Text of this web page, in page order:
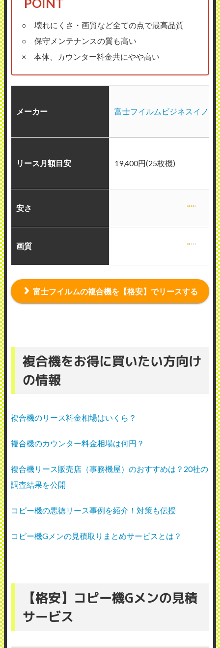
○ 壊れにくさ・画質など全ての点で最高品質
○ 保守メンテナンスの質も高い
× 本体、カウンター料金共にやや高い
メーカー 富士フイルムビジネスイノベ
リース月額目安 19,400円(25枚機)
安さ
画質
富士フイルムの複合機を【格安】でリースする
複合機をお得に買いたい方向け
の情報
複合機のリース料金相場はいくら？
複合機のカウンター料金相場は何円？
複合機リース販売店（事務機屋）のおすすめは？20社の
調査結果を公開
コピー機の悪徳リース事例を紹介！対策も伝授
コピー機Gメンの見積取りまとめサービスとは？
【格安】コピー機Gメンの見積
サービス